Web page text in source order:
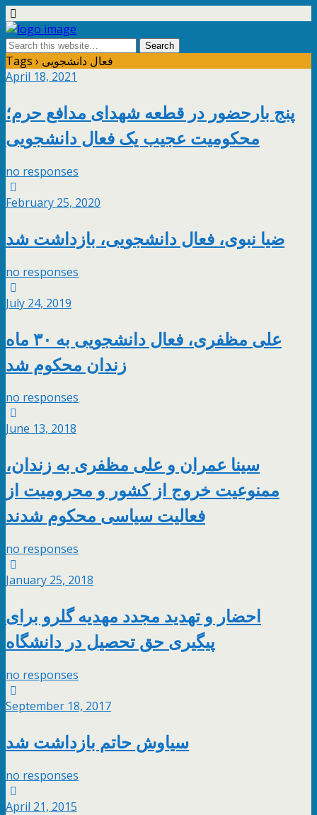
Tags › فعال دانشجویی
April 18, 2021
پنج بارحضور در قطعه شهدای مدافع حرم؛
محکومیت عجیب یک فعال دانشجویی
no responses
February 25, 2020
ضیا نبوی، فعال دانشجویی، بازداشت شد
no responses
July 24, 2019
علی مظفری، فعال دانشجویی به ۳۰ ماه
زندان محکوم شد
no responses
June 13, 2018
سینا عمران و علی مظفری به زندان،
ممنوعیت خروج از کشور و محرومیت از
فعالیت سیاسی محکوم شدند
no responses
January 25, 2018
احضار و تهدید مجدد مهدیه گلرو برای
پیگیری حق تحصیل در دانشگاه
no responses
September 18, 2017
سیاوش حاتم بازداشت شد
no responses
April 21, 2015